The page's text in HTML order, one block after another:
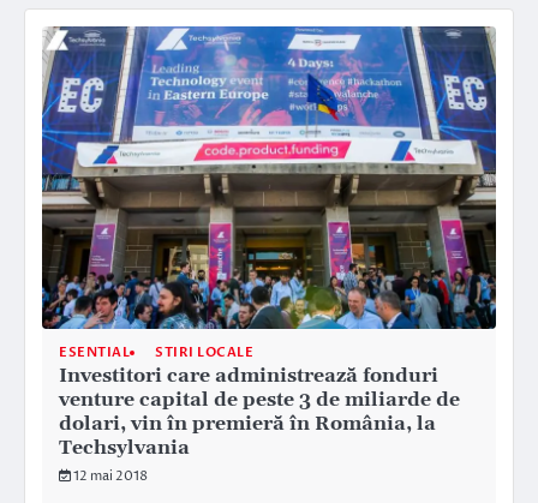
ESENTIAL STIRI LOCALE
Investitori care administrează fonduri
venture capital de peste 3 de miliarde de
dolari, vin în premieră în România, la
Techsylvania
12 mai 2018